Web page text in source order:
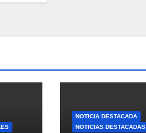
NOTICIA DESTACADA
NOTICIAS DESTACADAS